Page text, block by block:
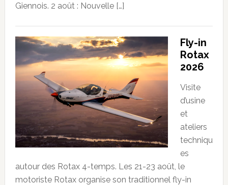
Giennois. 2 août : Nouvelle […]
Fly-in
Rotax
2026
Visite
d’usine
et
ateliers
techniqu
es
autour des Rotax 4-temps. Les 21-23 août, le
motoriste Rotax organise son traditionnel fly-in